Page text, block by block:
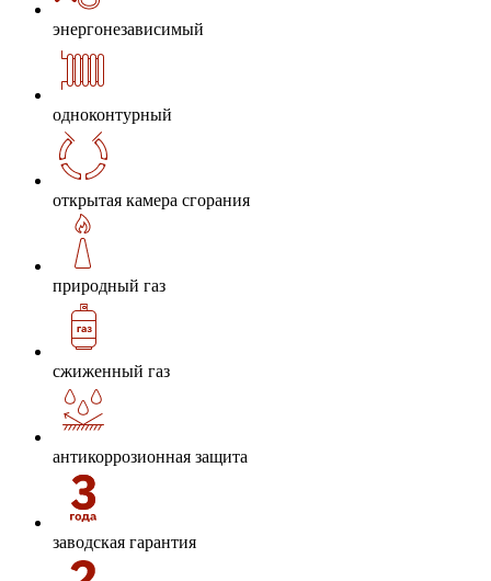
энергонезависимый
одноконтурный
открытая камера сгорания
природный газ
сжиженный газ
антикоррозионная защита
заводская гарантия